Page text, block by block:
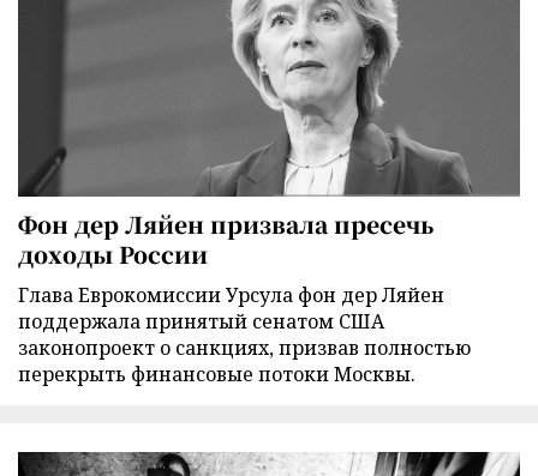
Фон дер Ляйен призвала пресечь
доходы России
Глава Еврокомиссии Урсула фон дер Ляйен
поддержала принятый сенатом США
законопроект о санкциях, призвав полностью
перекрыть финансовые потоки Москвы.